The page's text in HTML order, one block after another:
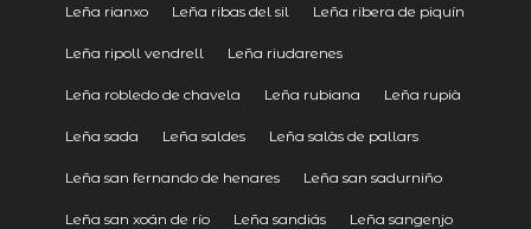
Leña rianxo Leña ribas del sil Leña ribera de piquín
Leña ripoll vendrell Leña riudarenes
Leña robledo de chavela Leña rubiana Leña rupià
Leña sada Leña saldes Leña salàs de pallars
Leña san fernando de henares Leña san sadurniño
Leña san xoán de río Leña sandiás Leña sangenjo